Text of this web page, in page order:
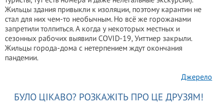
Жильцы здания привыкли к изоляции, поэтому карантин не
стал для них чем-то необычным. Но всё же горожанами
запретили толпиться. А когда у некоторых местных и
сезонных рабочих выявили COVID-19, Уиттиер закрыли.
Жильцы города-дома с нетерпением ждут окончания
пандемии.
Джерело
БУЛО ЦІКАВО? РОЗКАЖІТЬ ПРО ЦЕ ДРУЗЯМ!